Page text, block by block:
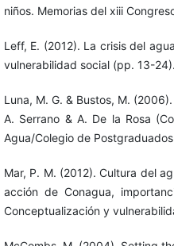
niños. Memorias del xiii
Leff, E. (2012). La crisis del
vulnerabilidad social (pp. 13-
Luna, M. G. & Bustos, M.
A. Serrano & A. De la Rosa
Agua/Colegio de
Mar, P. M. (2012). Cultura del
acción de Conagua,
Conceptualización y